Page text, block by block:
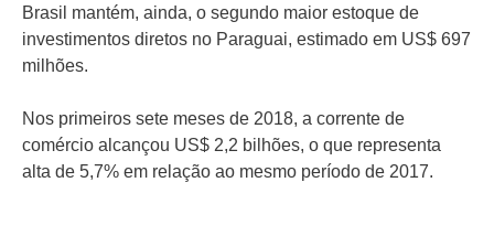
Brasil mantém, ainda, o segundo maior estoque de
investimentos diretos no Paraguai, estimado em US$ 697
milhões.
Nos primeiros sete meses de 2018, a corrente de
comércio alcançou US$ 2,2 bilhões, o que representa
alta de 5,7% em relação ao mesmo período de 2017.